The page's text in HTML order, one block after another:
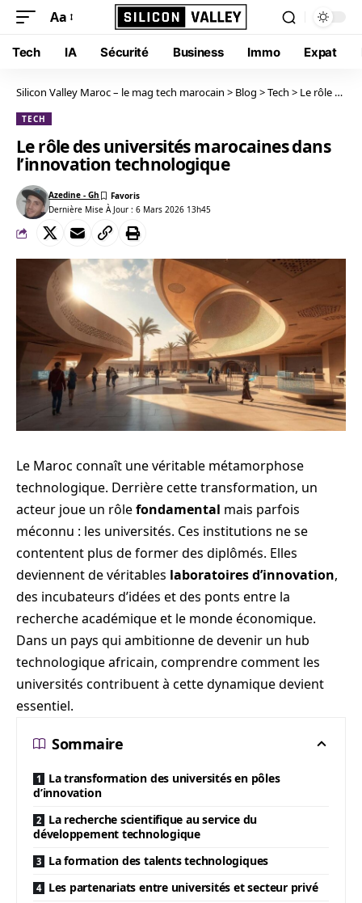
Aa
Tech IA Sécurité Business Immo Expat
Silicon Valley Maroc – le mag tech marocain > Blog >Tech > Le rôle des universités marocaines dans l’innovation technologique
TECH
Le rôle des universités marocaines dans
l’innovation technologique
Dernière Mise À Jour : 6 Mars 2026 13h45
Azedine - Gh
Le Maroc connaît une véritable métamorphose
technologique. Derrière cette transformation, un
acteur joue un rôlefondamental mais parfois
méconnu : les universités. Ces institutions ne se
contentent plus de former des diplômés. Elles
deviennent de véritables laboratoires d’innovation,
des incubateurs d’idées et des ponts entre la
recherche académique et le monde économique.
Dans un pays qui ambitionne de devenir un hub
technologique africain, comprendre comment les
universités contribuent à cette dynamique devient
essentiel.
Sommaire
La transformation des universités en pôles
d’innovation
La recherche scientifique au service du
développement technologique
La formation des talents technologiques
Les partenariats entre universités et secteur privé